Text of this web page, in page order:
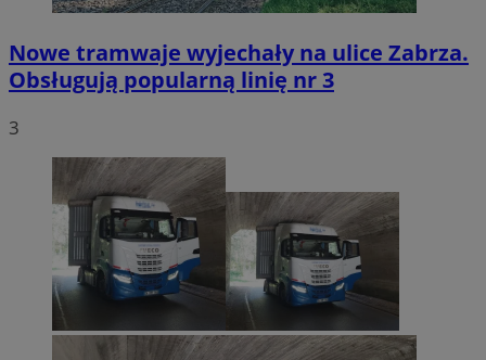
Nowe tramwaje wyjechały na ulice Zabrza.
Obsługują popularną linię nr 3
3